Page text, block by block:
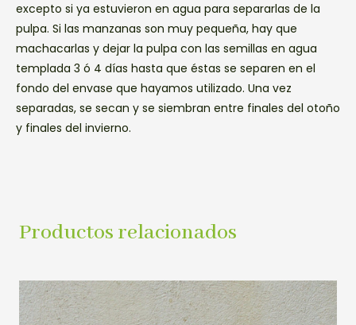
excepto si ya estuvieron en agua para separarlas de la
pulpa. Si las manzanas son muy pequeña, hay que
machacarlas y dejar la pulpa con las semillas en agua
templada 3 ó 4 días hasta que éstas se separen en el
fondo del envase que hayamos utilizado. Una vez
separadas, se secan y se siembran entre finales del otoño
y finales del invierno.
Productos relacionados